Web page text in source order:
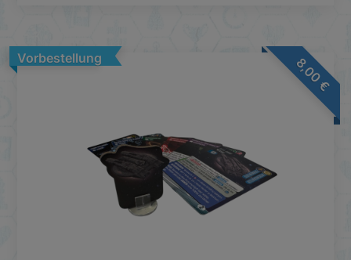
8,00
€
Vorbestellung